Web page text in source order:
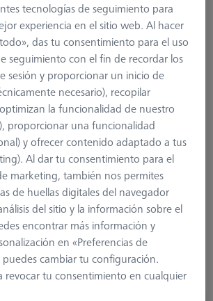
Stylus
30,0 mm
120,0 mm
Ceramic
Disk
Tung. Carb.
M5
107,0 mm
8,0 mm
Disk Stylus
tecnologías de seguimiento para
experiencia en el sitio web. Al hacer
das tu consentimiento para el uso
seguimiento con el fin de recordar los
sesión y proporcionar un inicio de
necesario), recopilar
la funcionalidad de nuestro
proporcionar una funcionalidad
y ofrecer contenido adaptado a tus
Al dar tu consentimiento para el
marketing, también nos permites
de huellas digitales del navegador
del sitio y la información sobre el
encontrar más información y
en «Preferencias de
cambiar tu configuración.
revocar tu consentimiento en cualquier